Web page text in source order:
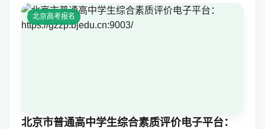
北京高考报名
北京市普通高中学生综合素质评价电子平台：